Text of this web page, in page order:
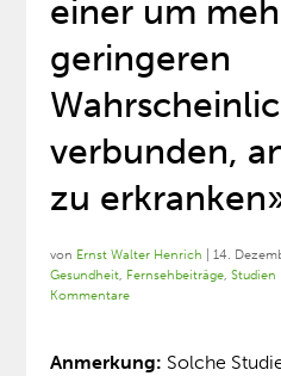
einer um
geringeren
verbunden,
zu
von Ernst Walter Henrich |14.
Gesundheit, Fernsehbeiträge,Studien
Kommentare
Anmerkung: Solche